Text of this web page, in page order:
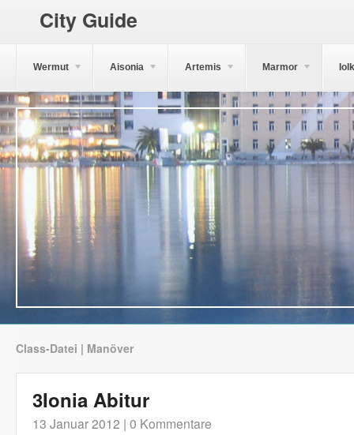
City Guide
Wermut Aisonia Artemis Marmor
Class-Datei | Manöver
3Ionia Abitur
13 Januar 2012 | 0 Kommentare